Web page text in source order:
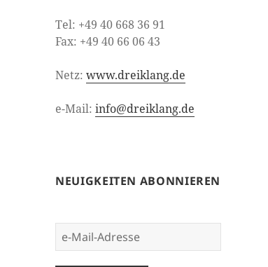
Tel: +49 40 668 36 91
Fax: +49 40 66 06 43
Netz:www.dreiklang.de
e-Mail:info@dreiklang.de
NEUIGKEITEN ABONNIEREN